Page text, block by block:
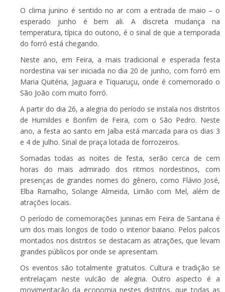
O clima junino é sentido no ar com a entrada de maio – o
esperado junho é bem ali. A discreta mudança na
temperatura, típica do outono, é o sinal de que a temporada
do forró está chegando.
Neste ano, em Feira, a mais tradicional e esperada festa
nordestina vai ser iniciada no dia 20 de junho, com forró em
Maria Quitéria, Jaguara e Tiquaruçu, onde é comemorado o
São João com muito forró.
A partir do dia 26, a alegria do período se instala nos distritos
de Humildes e Bonfim de Feira, com o São Pedro. Neste
ano, a festa ao santo em Jaíba está marcada para os dias 3
e 4 de julho. Sinal de praça lotada de forrozeiros.
Somadas todas as noites de festa, serão cerca de cem
horas do mais admirado dos ritmos nordestinos, com
presenças de grandes nomes do gênero, como Flávio José,
Elba Ramalho, Solange Almeida, Limão com Mel, além de
atrações locais.
O período de comemorações juninas em Feira de Santana é
um dos mais longos de todo o interior baiano. Pelos palcos
montados nos distritos se destacam as atrações, que levam
grandes públicos por onde se apresentam.
Os eventos são totalmente gratuitos. Cultura e tradição se
entrelaçam neste vulcão de alegria. Outro aspecto é a
movimentação da economia nestes distritos, que todas as